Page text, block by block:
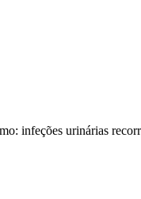
infeções urinárias